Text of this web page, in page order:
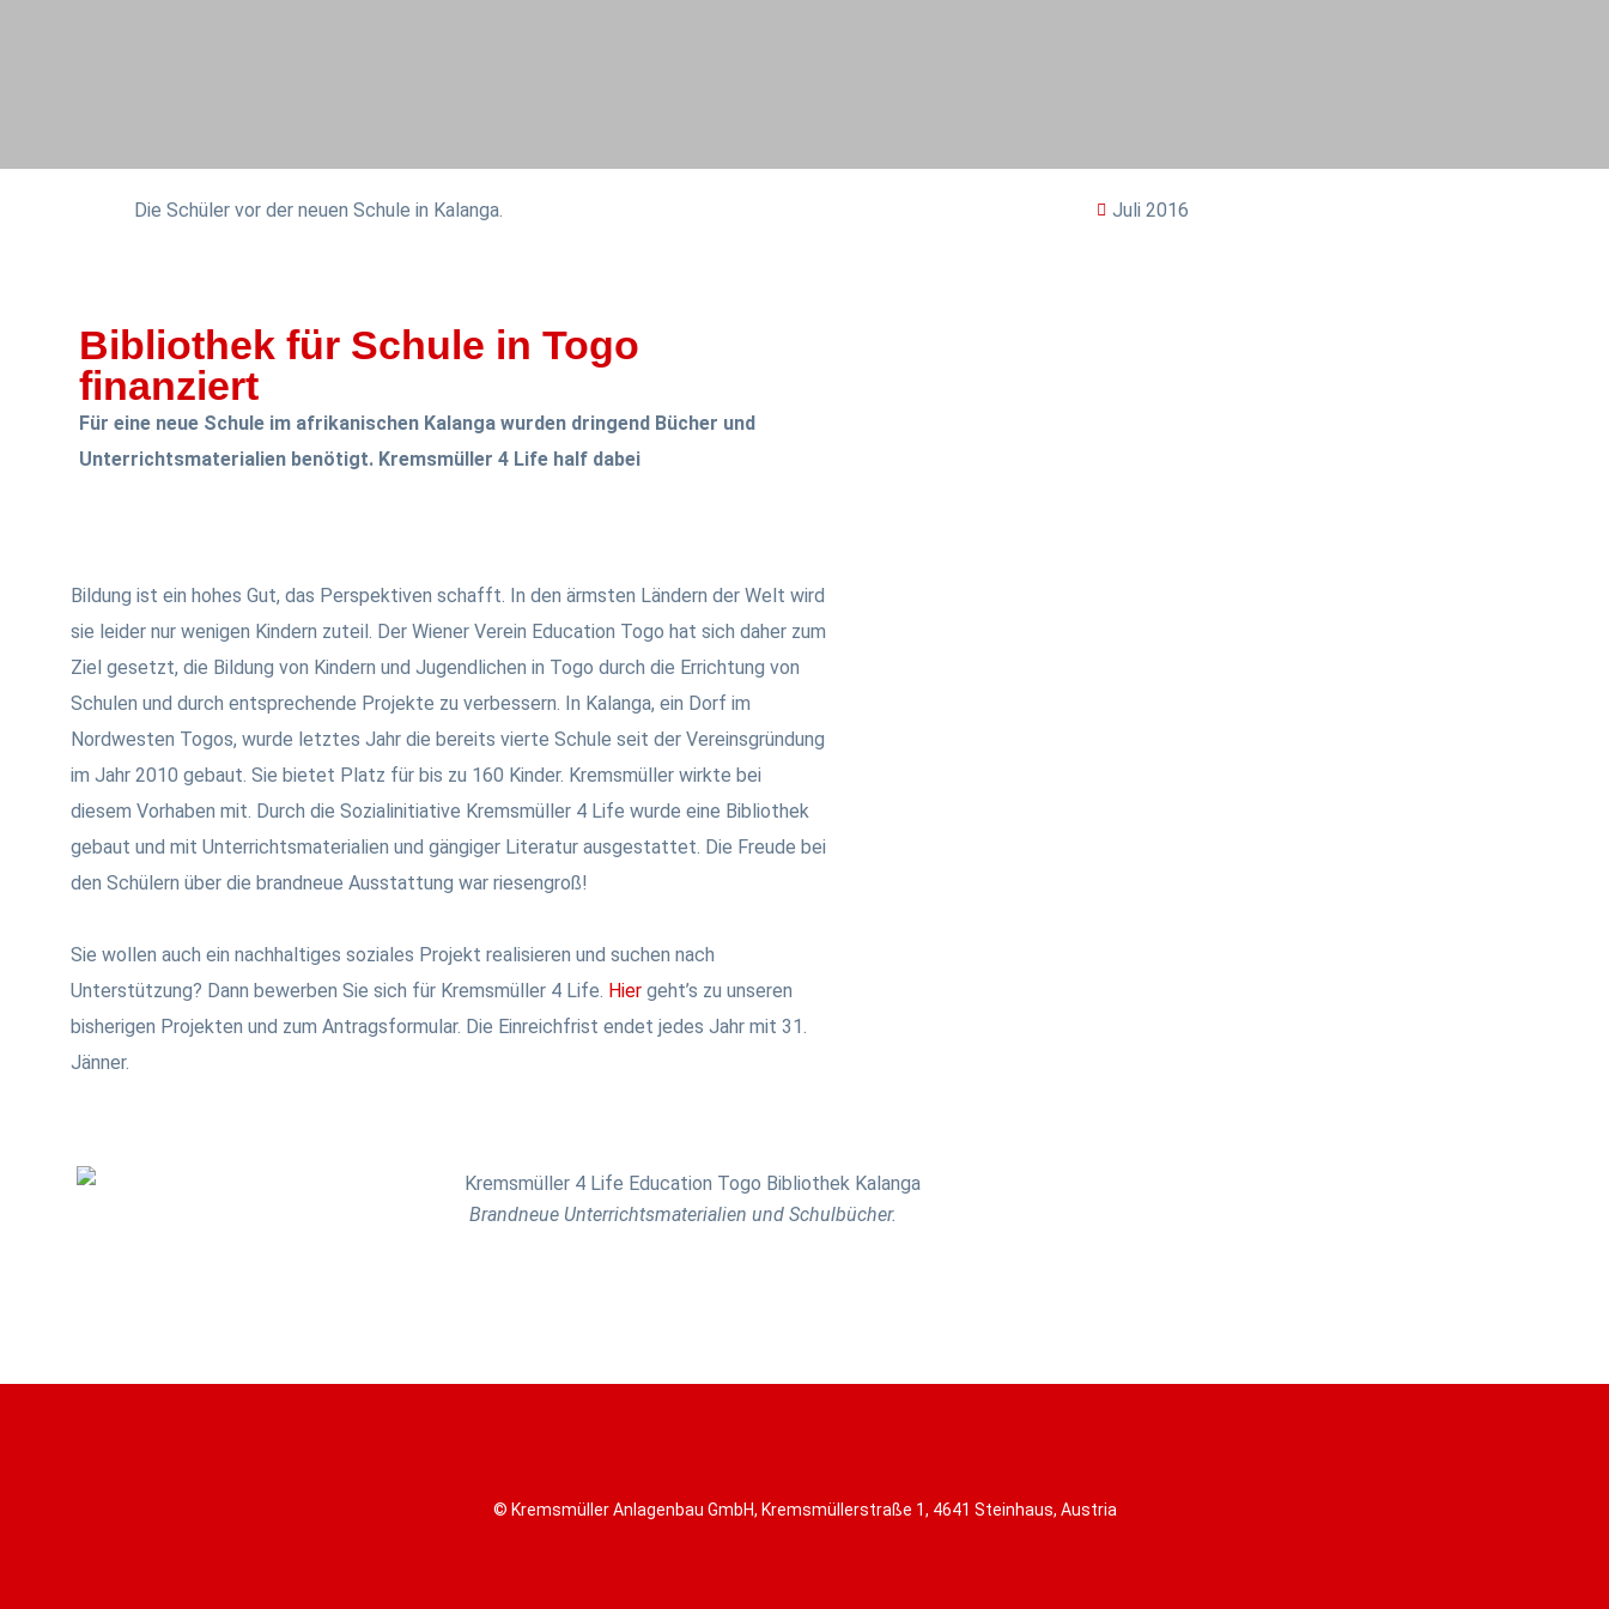
Die Schüler vor der neuen Schule in Kalanga. Juli 2016
Bibliothek für Schule in Togo
finanziert
Für eine neue Schule im afrikanischen Kalanga wurden dringend Bücher und
Unterrichtsmaterialien benötigt. Kremsmüller 4 Life half dabei
Bildung ist ein hohes Gut, das Perspektiven schafft. In den ärmsten Ländern der Welt wird
sie leider nur wenigen Kindern zuteil. Der Wiener Verein Education Togo hat sich daher zum
Ziel gesetzt, die Bildung von Kindern und Jugendlichen in Togo durch die Errichtung von
Schulen und durch entsprechende Projekte zu verbessern. In Kalanga, ein Dorf im
Nordwesten Togos, wurde letztes Jahr die bereits vierte Schule seit der Vereinsgründung
im Jahr 2010 gebaut. Sie bietet Platz für bis zu 160 Kinder.
diesem Vorhaben mit. Durch die Sozialinitiative Kremsmüller 4 Life wurde eine Bibliothek
gebaut und mit Unterrichtsmaterialien und gängiger Literatur ausgestattet. Die Freude bei
den Schülern über die brandneue Ausstattung war riesengroß!
Sie wollen auch ein nachhaltiges soziales Projekt realisieren und suchen nach
Unterstützung? Dann bewerben Sie sich für Kremsmüller 4 Life. Hier geht’s zu unseren
bisherigen Projekten und zum Antragsformular. Die Einreichfrist endet jedes Jahr mit 31.
Jänner.
Brandneue Unterrichtsmaterialien und Schulbücher.
© Kremsmüller Anlagenbau GmbH, Kremsmüllerstraße 1, 4641 Steinhaus, Austria